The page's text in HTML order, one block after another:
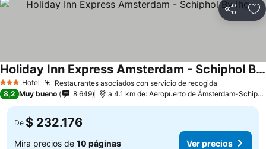
Compartir
3 Estrellas
Hotel Restaurantes asociados con servicio de recogida
Holiday Inn Express Amsterdam - Schiphol By Ihg
8,2 Muy bueno 8.649 a 4.1 km de: Aeropuerto de Ámsterdam-Schiphol
De $ 232.176
Mira precios de 10 páginas Ver precios